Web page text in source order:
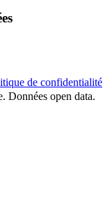
de confidentialité
Données open data.